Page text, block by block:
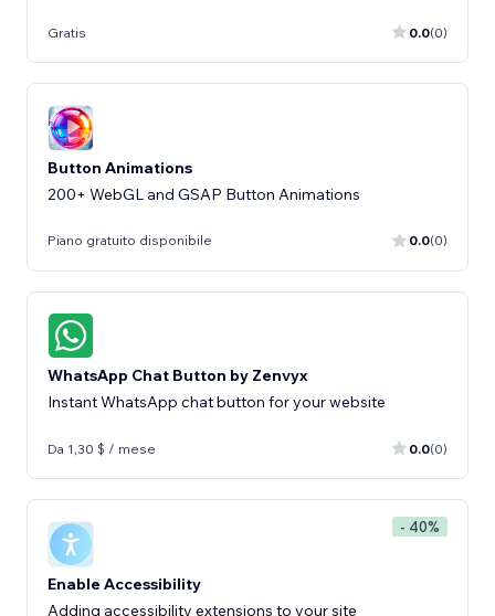
Gratis 0.0(0)
Button Animations
200+ WebGL and GSAP Button Animations
Piano gratuito disponibile 0.0(0)
WhatsApp Chat Button by Zenvyx
Instant WhatsApp chat button for your website
Da 1,30 $ / mese 0.0(0)
- 40%
Enable Accessibility
Adding accessibility extensions to your site